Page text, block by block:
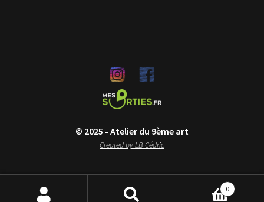
© 2025 - Atelier du 9ème art
Created by LB Cédric
0